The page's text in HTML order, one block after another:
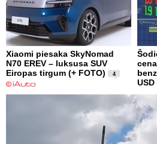
Xiaomi piesaka SkyNomad
N70 EREV – luksusa SUV
Eiropas tirgum (+ FOTO)
4